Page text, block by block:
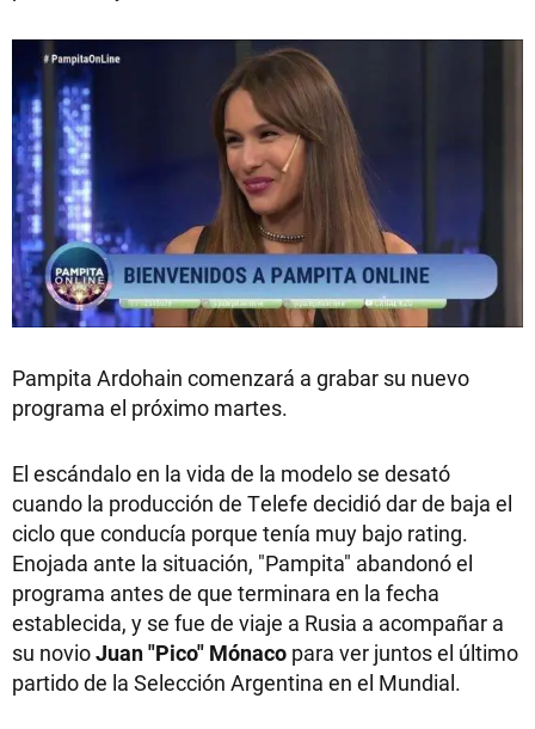
Pampita Ardohain comenzará a grabar su nuevo
programa el próximo martes.
El escándalo en la vida de la modelo se desató
cuando la producción de Telefe decidió dar de baja el
ciclo que conducía porque tenía muy bajo rating.
Enojada ante la situación, "Pampita" abandonó el
programa antes de que terminara en la fecha
establecida, y se fue de viaje a Rusia a acompañar a
su novioJuan "Pico" Mónaco para ver juntos el último
partido de la Selección Argentina en el Mundial.